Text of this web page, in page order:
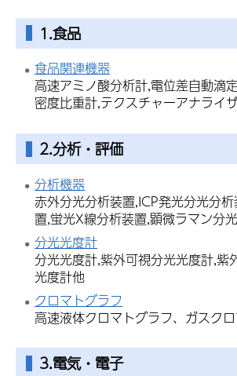
1.食品
食品関連機器
高速アミノ酸分析計,電位差自動滴
密度比重計,テクスチャーアナライ
2.分析・評価
分析機器
赤外分光分析装置,ICP発光分光分
置,蛍光X線分析装置,顕微ラマン分
分光光度計
分光光度計,紫外可視分光光度計,紫
光度計他
クロマトグラフ
高速液体クロマトグラフ、ガスク
3.電気・電子